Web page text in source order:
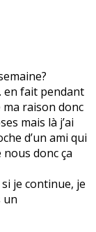
en fait pendant
raison donc
mais là j’ai
d’un ami qui
nous donc ça
je continue, je
un